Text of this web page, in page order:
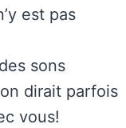
est pas
sons
dirait parfois
vous!